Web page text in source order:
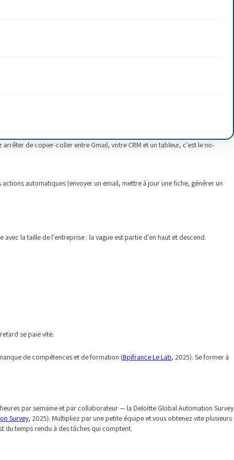
de copier-coller entre Gmail, votre CRM et un tableur, c'est le no-
automatiques (envoyer un email, mettre à jour une fiche, générer un
la taille de l'entreprise : la vague est partie d'en haut et descend.
se paie vite.
de compétences et de formation (Bpifrance Le Lab, 2025). Se former à
par semaine et par collaborateur — la Deloitte Global Automation Survey
Survey, 2025). Multipliez par une petite équipe et vous obtenez vite plusieurs
du temps rendu à des tâches qui comptent.